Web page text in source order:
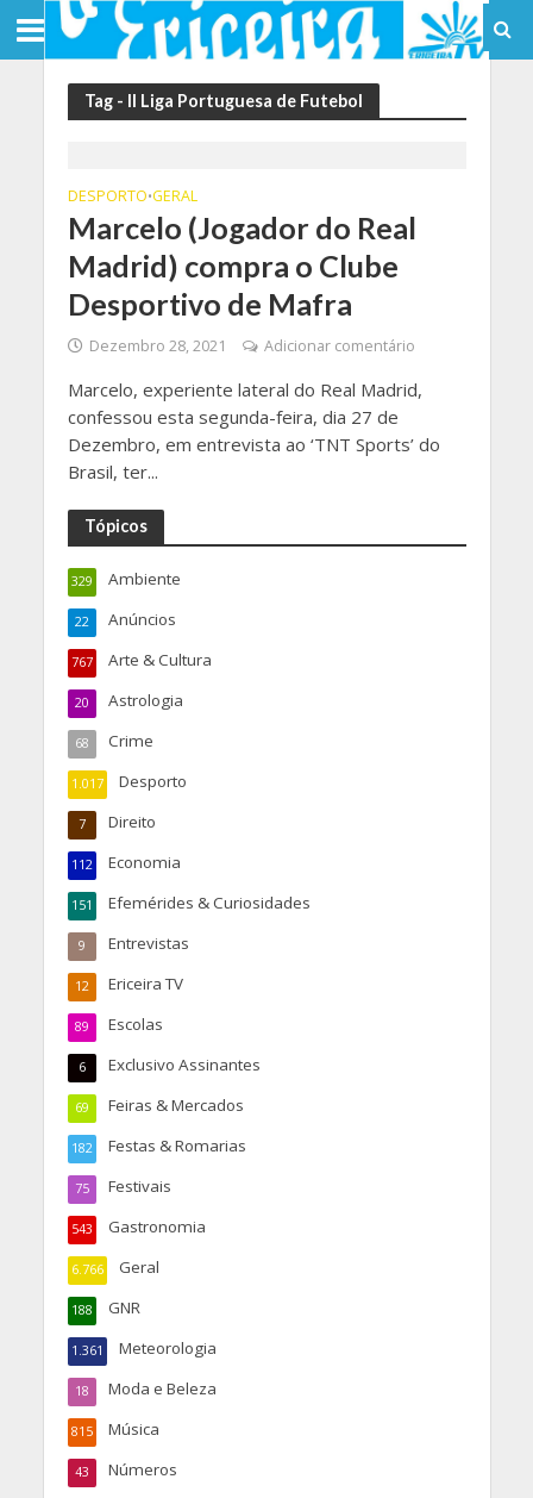
Tag - II Liga Portuguesa de Futebol
DESPORTO•GERAL
Marcelo (Jogador do Real
Madrid) compra o Clube
Desportivo de Mafra
Dezembro 28, 2021 Adicionar comentário
Marcelo, experiente lateral do Real Madrid,
confessou esta segunda-feira, dia 27 de
Dezembro, em entrevista ao ‘TNT Sports’ do
Brasil, ter...
Tópicos
Ambiente
329
Anúncios
22
Arte & Cultura
767
Astrologia
20
Crime
68
Desporto
1.017
Direito
7
Economia
112
Efemérides & Curiosidades
151
Entrevistas
9
Ericeira TV
12
Escolas
89
Exclusivo Assinantes
6
Feiras & Mercados
69
Festas & Romarias
182
Festivais
75
Gastronomia
543
Geral
6.766
GNR
188
Meteorologia
1.361
Moda e Beleza
18
Música
815
Números
43